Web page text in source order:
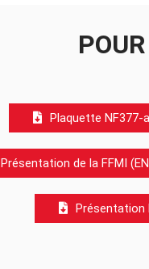
Plaquette NF377-
Présentation de la FFMI
Présentation